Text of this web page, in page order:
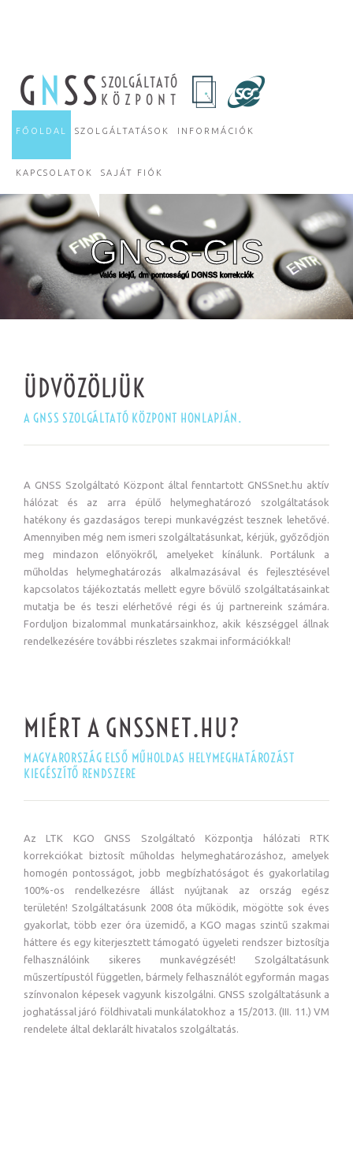
GNSS SZOLGÁLTATÓ
KÖZPONT
FŐOLDAL SZOLGÁLTATÁSOK INFORMÁCIÓK
KAPCSOLATOK SAJÁT FIÓK
GNSS-GIS
Valós idejű, dm pontosságú DGNSS korrekciók
ÜDVÖZÖLJÜK
A GNSS SZOLGÁLTATÓ KÖZPONT HONLAPJÁN.
A GNSS Szolgáltató Központ által fenntartott GNSSnet.hu aktív
hálózat és az arra épülő helymeghatározó szolgáltatások
hatékony és gazdaságos terepi munkavégzést tesznek lehetővé.
Amennyiben még nem ismeri szolgáltatásunkat, kérjük, győződjön
meg mindazon előnyökről, amelyeket kínálunk. Portálunk a
műholdas helymeghatározás alkalmazásával és fejlesztésével
kapcsolatos tájékoztatás mellett egyre bővülő szolgáltatásainkat
mutatja be és teszi elérhetővé régi és új partnereink számára.
Forduljon bizalommal munkatársainkhoz, akik készséggel állnak
rendelkezésére további részletes szakmai információkkal!
MIÉRT A GNSSNET.HU?
MAGYARORSZÁG ELSŐ MŰHOLDAS HELYMEGHATÁROZÁST
KIEGÉSZÍTŐ RENDSZERE
Az LTK KGO GNSS Szolgáltató Központja hálózati RTK
korrekciókat biztosít műholdas helymeghatározáshoz, amelyek
homogén pontosságot, jobb megbízhatóságot és gyakorlatilag
100%-os rendelkezésre állást nyújtanak az ország egész
területén! Szolgáltatásunk 2008 óta működik, mögötte sok éves
gyakorlat, több ezer óra üzemidő, a KGO magas szintű szakmai
háttere és egy kiterjesztett támogató ügyeleti rendszer biztosítja
felhasználóink sikeres munkavégzését! Szolgáltatásunk
műszertípustól független, bármely felhasználót egyformán magas
színvonalon képesek vagyunk kiszolgálni. GNSS szolgáltatásunk a
joghatással járó földhivatali munkálatokhoz a 15/2013. (III. 11.) VM
rendelete által deklarált hivatalos szolgáltatás.